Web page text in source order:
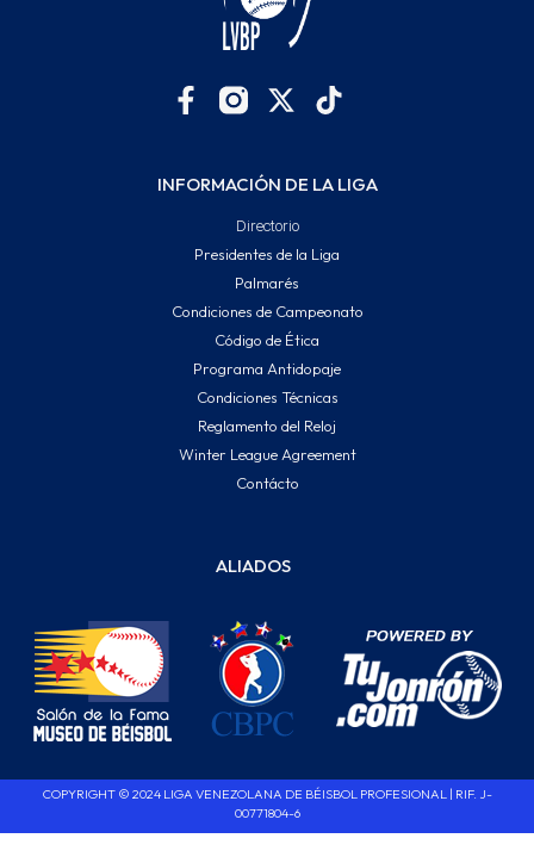
INFORMACIÓN DE LA LIGA
Directorio
Presidentes de la Liga
Palmarés
Condiciones de Campeonato
Código de Ética
Programa Antidopaje
Condiciones Técnicas
Reglamento del Reloj
Winter League Agreement
Contácto
ALIADOS
COPYRIGHT © 2024 LIGA VENEZOLANA DE BÉISBOL PROFESIONAL | RIF. J-
00771804-6